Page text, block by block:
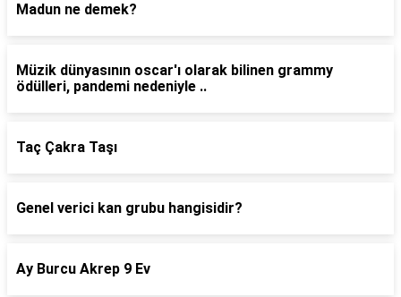
Madun ne demek?
Müzik dünyasının oscar'ı olarak bilinen grammy
ödülleri, pandemi nedeniyle ..
Taç Çakra Taşı
Genel verici kan grubu hangisidir?
Ay Burcu Akrep 9 Ev